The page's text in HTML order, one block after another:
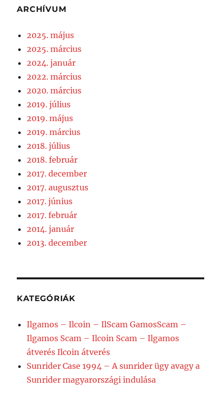
ARCHÍVUM
2025. május
2025. március
2024. január
2022. március
2020. március
2019. július
2019. május
2019. március
2018. július
2018. február
2017. december
2017. augusztus
2017. június
2017. február
2014. január
2013. december
KATEGÓRIÁK
Ilgamos – Ilcoin – IlScam GamosScam –
Ilgamos Scam – Ilcoin Scam – Ilgamos
átverés Ilcoin átverés
Sunrider Case 1994 – A sunrider ügy avagy a
Sunrider magyarországi indulása